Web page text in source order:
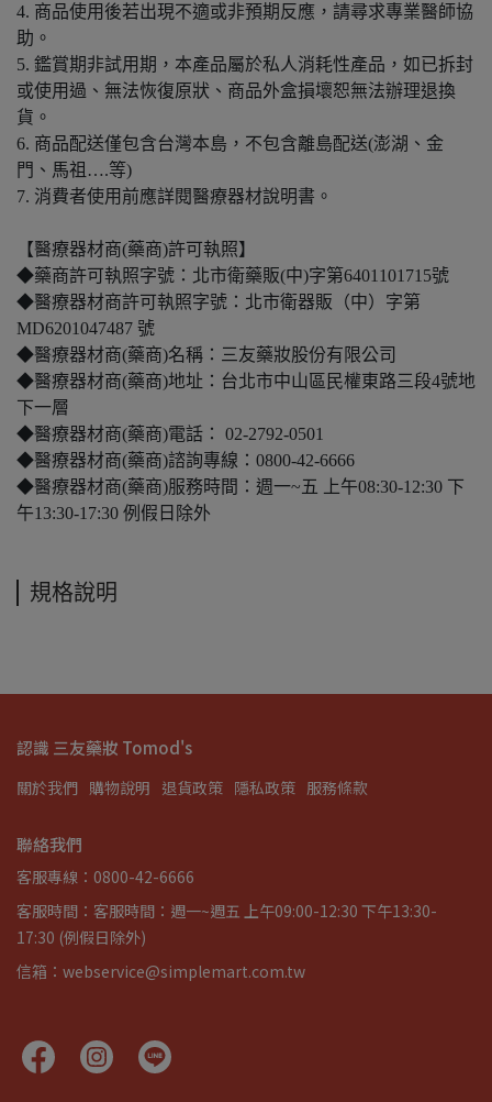
4. 商品使用後若出現不適或非預期反應，請尋求專業醫師協
助。
5. 鑑賞期非試用期，本產品屬於私人消耗性產品，如已拆封
或使用過、無法恢復原狀、商品外盒損壞恕無法辦理退換
貨。
6. 商品配送僅包含台灣本島，不包含離島配送(澎湖、金
門、馬祖….等)
7. 消費者使用前應詳閱醫療器材說明書。
【醫療器材商(藥商)許可執照】
◆藥商許可執照字號：北市衛藥販(中)字第6401101715號
◆醫療器材商許可執照字號：北市衛器販（中）字第
MD6201047487 號
◆醫療器材商(藥商)名稱：三友藥妝股份有限公司
◆醫療器材商(藥商)地址：台北市中山區民權東路三段4號地
下一層
◆醫療器材商(藥商)電話： 02-2792-0501
◆醫療器材商(藥商)諮詢專線：0800-42-6666
◆醫療器材商(藥商)服務時間：週一~五 上午08:30-12:30 下
午13:30-17:30 例假日除外
規格說明
認識 三友藥妝 Tomod's
關於我們 購物說明 退貨政策 隱私政策 服務條款
聯絡我們
客服專線：0800-42-6666
客服時間：客服時間：週一~週五 上午09:00-12:30 下午13:30-
17:30 (例假日除外)
信箱：webservice@simplemart.com.tw